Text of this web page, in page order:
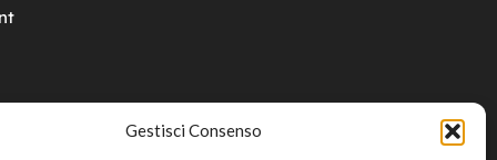
Gestisci Consenso